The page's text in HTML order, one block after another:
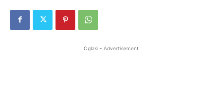
Oglasi - Advertisement